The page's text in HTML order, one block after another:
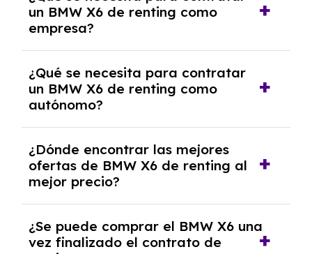
crediticia y un pago inicial.
un BMW X6 de renting como
empresa?
documentación financiera y, en algunos
casos, un informe de solvencia de la empresa
y un pago inicial.
¿Qué se necesita para contratar
un BMW X6 de renting como
autónomo?
autónomos, justificante de ingresos y, en
algunos casos, un informe fiscal y un pago
inicial.
¿Dónde encontrar las mejores
ofertas de BMW X6 de renting al
mejor precio?
mejores ofertas de vehículos de renting con
todos los gastos incluidos y sin pagar
¿Se puede comprar el BMW X6 una
vez finalizado el contrato de